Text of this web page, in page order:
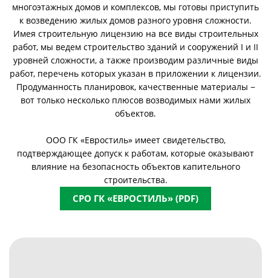
многоэтажных домов и комплексов, мы готовы приступить
к возведению жилых домов разного уровня сложности.
Имея строительную лицензию на все виды строительных
работ, мы ведем строительство зданий и сооружений I и II
уровней сложности, а также производим различные виды
работ, перечень которых указан в приложении к лицензии.
Продуманность планировок, качественные материалы −
вот только несколько плюсов возводимых нами жилых
объектов.
ООО ГК «Евростиль» имеет свидетельство,
подтверждающее допуск к работам, которые оказывают
влияние на безопасность объектов капительного
строительства.
СРО ГК «ЕВРОСТИЛЬ» (PDF)